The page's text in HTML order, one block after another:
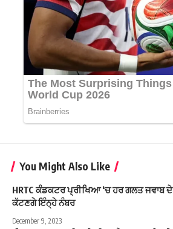
You Might Also Like
HRTC ਕੰਡਕਟਰ ਪ੍ਰੀਖਿਆ ‘ਚ ਹਰ ਗਲਤ ਜਵਾਬ ਦੇ
ਕੱਟਣਗੇ ਇੰਨ੍ਹੇ ਨੰਬਰ
December 9, 2023